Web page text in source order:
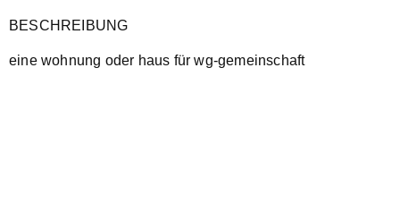
BESCHREIBUNG
eine wohnung oder haus für wg-gemeinschaft